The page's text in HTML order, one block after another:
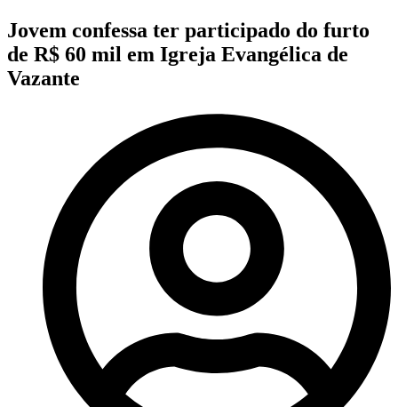
Jovem confessa ter participado do furto
de R$ 60 mil em Igreja Evangélica de
Vazante